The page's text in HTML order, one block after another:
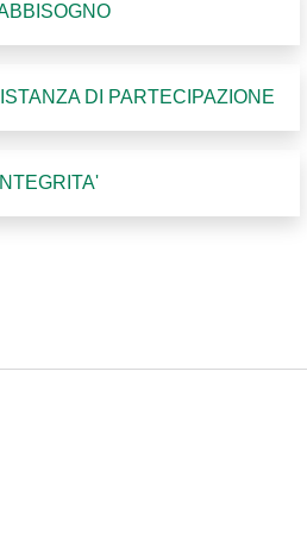
DI PARTECIPAZIONE